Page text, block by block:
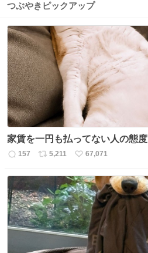
つぶやきピックアップ
家賃を一円も払ってない人の態度
返
157
リ
ト
数
5,211
い
ね
数
67,071